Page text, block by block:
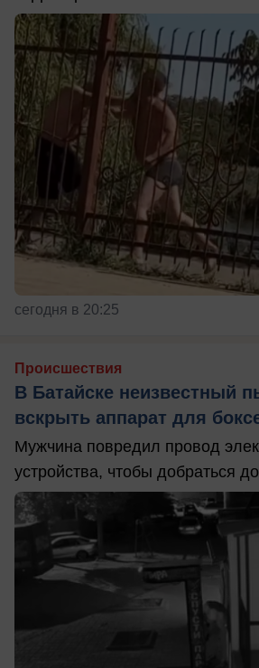
сегодня в 20:25
Происшествия
В Батайске неизвестный
вскрыть аппарат для
Мужчина повредил провод
устройства, чтобы добраться